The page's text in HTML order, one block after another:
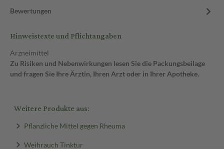
Bewertungen
Hinweistexte und Pflichtangaben
Arzneimittel
Zu Risiken und Nebenwirkungen lesen Sie die Packungsbeilage
und fragen Sie Ihre Ärztin, Ihren Arzt oder in Ihrer Apotheke.
Weitere Produkte aus:
Pflanzliche Mittel gegen Rheuma
Weihrauch Tinktur